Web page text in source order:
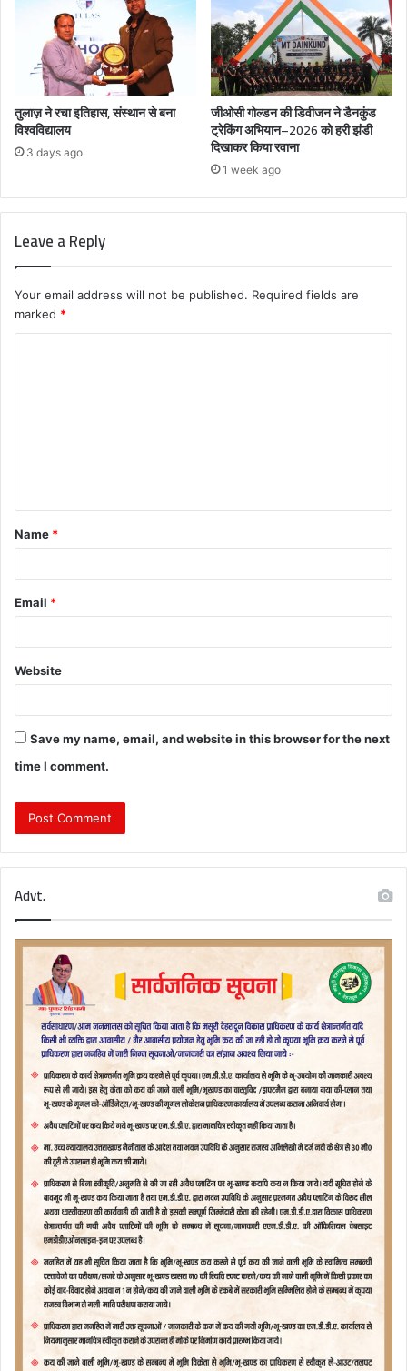
तुलाज़ ने रचा इतिहास, संस्थान से बना
विश्वविद्यालय
3 days ago
जीओसी गोल्डन की डिवीजन ने डैनकुंड
ट्रेकिंग अभियान–2026 को हरी झंडी
दिखाकर किया रवाना
1 week ago
Leave a Reply
Your email address will not be published. Required fields are
marked *
t
*
Name *
Email *
Website
Save my name, email, and website in this browser for the next
time I comment.
Advt.